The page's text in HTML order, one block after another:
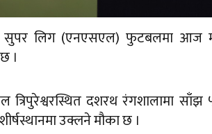
सुपर लिग (एनएसएल) फुटबलमा आज
।
त्रिपुरेश्वरस्थित दशरथ रंगशालामा
उक्लने मौका छ ।